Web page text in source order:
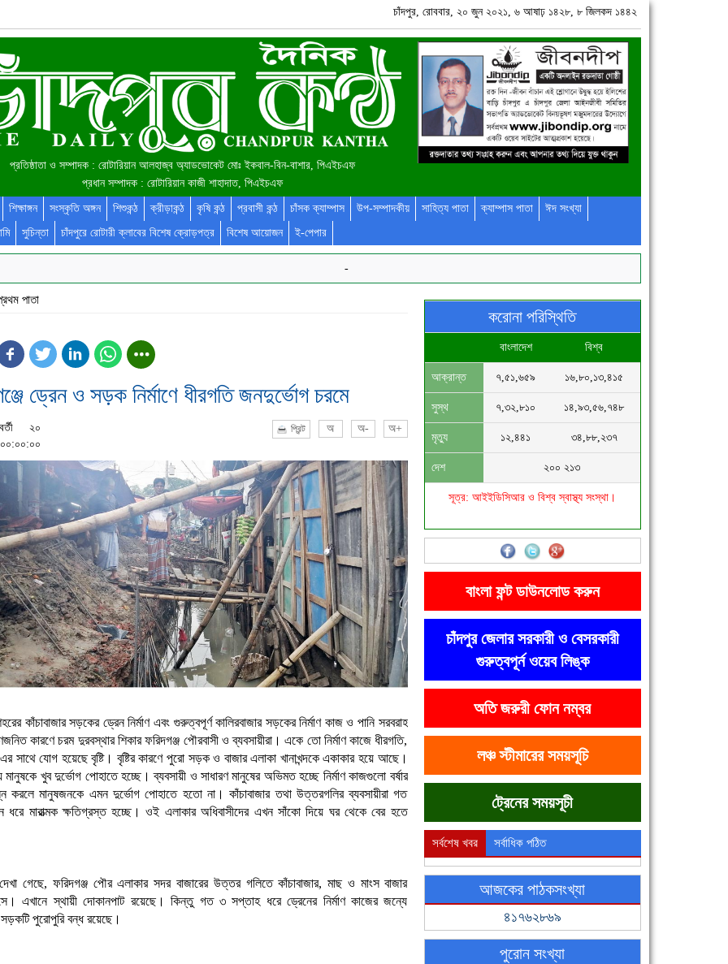
চাঁদপুর, রোববার, ২০ জুন ২০২১, ৬ আষাঢ় ১৪২৮, ৮ জিলকদ ১৪৪২
প্রতিষ্ঠাতা ও সম্পাদক : রোটারিয়ান আলহাজ্ব অ্যাডভোকেট মোঃ ইকবাল-বিন-বাশার, পিএইচএফ
প্রধান সম্পাদক : রোটারিয়ান কাজী শাহাদাত, পিএইচএফ
শিক্ষাঙ্গন সংস্কৃতি অঙ্গন শিশুকন্ঠ ক্রীড়াকন্ঠ কৃষি কন্ঠ প্রবাসী কন্ঠ চাঁসক ক্যাম্পাস উপ-সম্পাদকীয় সাহিত্য পাতা ক্যাম্পাস পাতা
ঈদ সংখ্যা
সুচিন্তা চাঁদপুরে রোটারী ক্লাবের বিশেষ ক্রোড়পত্র বিশেষ আয়োজন ই-পেপার
পাতা
ড্রেন ও সড়ক নির্মাণে ধীরগতি জনদুর্ভোগ চরমে
২০
প্রিন্ট অ অ- অ+
কাঁচাবাজার সড়কের ড্রেন নির্মাণ এবং গুরুত্বপূর্ণ কালিরবাজার সড়কের নির্মাণ কাজ ও পানি সরবরাহ
কারণে চরম দুরবস্থার শিকার ফরিদগঞ্জ পৌরবাসী ও ব্যবসায়ীরা। একে তো নির্মাণ কাজে ধীরগতি,
সাথে যোগ হয়েছে বৃষ্টি। বৃষ্টির কারণে পুরো সড়ক ও বাজার এলাকা খানাখন্দকে একাকার হয়ে আছে।
খুব দুর্ভোগ পোহাতে হচ্ছে। ব্যবসায়ী ও সাধারণ মানুষের অভিমত হচ্ছে নির্মাণ কাজগুলো বর্ষার
করলে মানুষজনকে এমন দুর্ভোগ পোহাতে হতো না। কাঁচাবাজার তথা উত্তরগলির ব্যবসায়ীরা গত
ধরে মারাত্মক ক্ষতিগ্রস্ত হচ্ছে। ওই এলাকার অধিবাসীদের এখন সাঁকো দিয়ে ঘর থেকে বের হতে
গেছে, ফরিদগঞ্জ পৌর এলাকার সদর বাজারের উত্তর গলিতে কাঁচাবাজার, মাছ ও মাংস বাজার
এখানে স্থায়ী দোকানপাট রয়েছে। কিন্তু গত ৩ সপ্তাহ ধরে ড্রেনের নির্মাণ কাজের জন্যে
সড়কটি পুরোপুরি বন্ধ রয়েছে।
করোনা পরিস্থিতি
বাংলাদেশ বিশ্ব
আক্রান্ত ৭,৫১,৬৫৯ ১৬,৮০,১৩,৪১৫
সুস্থ ৭,৩২,৮১০ ১৪,৯৩,৫৬,৭৪৮
মৃত্যু ১২,৪৪১ ৩৪,৮৮,২৩৭
দেশ ২০০ ২১৩
সূত্র: আইইডিসিআর ও বিশ্ব স্বাস্থ্য সংস্থা।
বাংলা ফন্ট ডাউনলোড করুন
চাঁদপুর জেলার সরকারী ও বেসরকারী
গুরুত্বপূর্ন ওয়েব লিঙ্ক
অতি জরুরী ফোন নম্বর
লঞ্চ স্টীমারের সময়সূচি
ট্রেনের সময়সূচী
সর্বশেষ খবর সর্বাধিক পঠিত
আজকের পাঠকসংখ্যা
৪১৭৬২৮৬৯
পুরোন সংখ্যা